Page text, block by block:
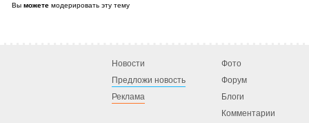
Вы можете модерировать эту тему
Новости
Предложи новость
Реклама
Фото
Форум
Блоги
Комментарии